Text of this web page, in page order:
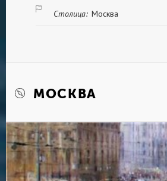
Столица: Москва
МОСКВА